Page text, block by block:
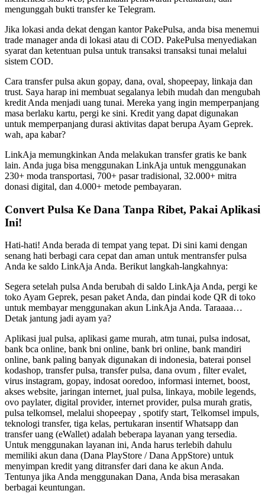
mengunggah bukti transfer ke Telegram.
Jika lokasi anda dekat dengan kantor PakePulsa, anda bisa menemui
trade manager anda di lokasi atau di COD. PakePulsa menyediakan
syarat dan ketentuan pulsa untuk transaksi transaksi tunai melalui
sistem COD.
Cara transfer pulsa akun gopay, dana, oval, shopeepay, linkaja dan
trust. Saya harap ini membuat segalanya lebih mudah dan mengubah
kredit Anda menjadi uang tunai. Mereka yang ingin memperpanjang
masa berlaku kartu, pergi ke sini. Kredit yang dapat digunakan
untuk memperpanjang durasi aktivitas dapat berupa Ayam Geprek.
wah, apa kabar?
LinkAja memungkinkan Anda melakukan transfer gratis ke bank
lain. Anda juga bisa menggunakan LinkAja untuk menggunakan
230+ moda transportasi, 700+ pasar tradisional, 32.000+ mitra
donasi digital, dan 4.000+ metode pembayaran.
Convert Pulsa Ke Dana Tanpa Ribet, Pakai Aplikasi
Ini!
Hati-hati! Anda berada di tempat yang tepat. Di sini kami dengan
senang hati berbagi cara cepat dan aman untuk mentransfer pulsa
Anda ke saldo LinkAja Anda. Berikut langkah-langkahnya:
Segera setelah pulsa Anda berubah di saldo LinkAja Anda, pergi ke
toko Ayam Geprek, pesan paket Anda, dan pindai kode QR di toko
untuk membayar menggunakan akun LinkAja Anda. Taraaaa…
Detak jantung jadi ayam ya?
Aplikasi jual pulsa, aplikasi game murah, atm tunai, pulsa indosat,
bank bca online, bank bni online, bank bri online, bank mandiri
online, bank paling banyak digunakan di indonesia, baterai ponsel
kodashop, transfer pulsa, transfer pulsa, dana ovum , filter evalet,
virus instagram, gopay, indosat ooredoo, informasi internet, boost,
akses website, jaringan internet, jual pulsa, linkaya, mobile legends,
ovo paylater, digital provider, internet provider, pulsa murah gratis,
pulsa telkomsel, melalui shopeepay , spotify start, Telkomsel impuls,
teknologi transfer, tiga kelas, pertukaran insentif Whatsapp dan
transfer uang (eWallet) adalah beberapa layanan yang tersedia.
Untuk menggunakan layanan ini, Anda harus terlebih dahulu
memiliki akun dana (Dana PlayStore / Dana AppStore) untuk
menyimpan kredit yang ditransfer dari dana ke akun Anda.
Tentunya jika Anda menggunakan Dana, Anda bisa merasakan
berbagai keuntungan.